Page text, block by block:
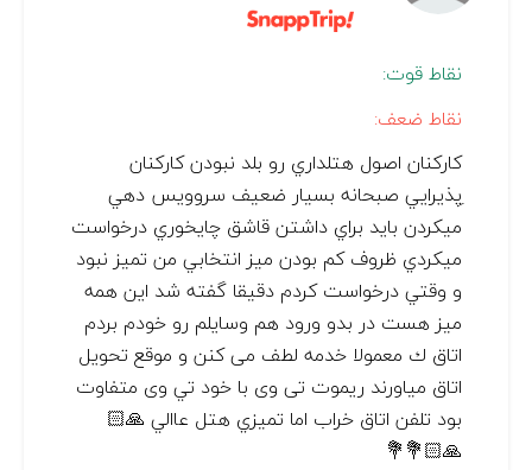
نقاط قوت:
نقاط ضعف:
كاركنان اصول هتلداري رو بلد نبودن كاركنان
ِپذيرايي صبحانه بسيار ضعيف سروويس دهي
ميكردن بايد براي داشتن قاشق چايخوري درخواست
ميكردي ظروف كم بودن ميز انتخابي من تميز نبود
و وقتي درخواست كردم دقيقا گفته شد اين همه
ميز هست در بدو ورود هم وسايلم رو خودم بردم
اتاق ك معمولا خدمه لطف مى كنن و موقع تحويل
اتاق مياورند ريموت تى وى با خود تي وى متفاوت
بود تلفن اتاق خراب اما تميزي هتل عاالي 🙏🏻
🙏🏻💐💐